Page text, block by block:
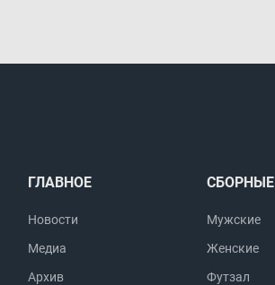
ГЛАВНОЕ
Новости
Медиа
Архив
СБОРНЫЕ
Мужские
Женские
Футзал